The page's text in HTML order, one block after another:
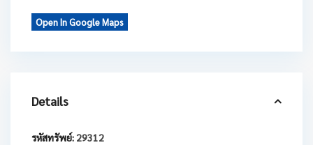
Open In Google Maps
Details
รหัสทรัพย์: 29312